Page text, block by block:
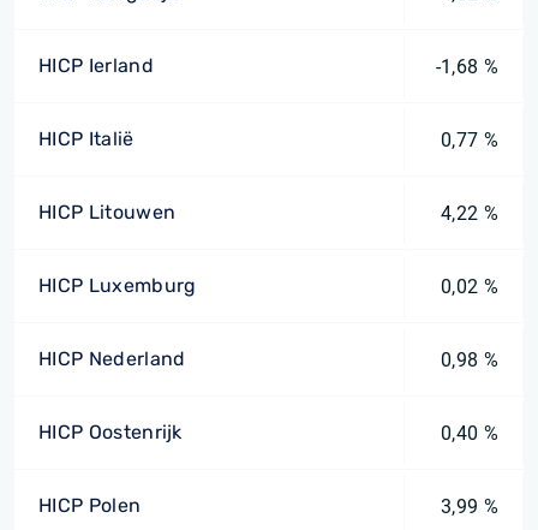
HICP Ierland -1,68 %
HICP Italië 0,77 %
HICP Litouwen 4,22 %
HICP Luxemburg 0,02 %
HICP Nederland 0,98 %
HICP Oostenrijk 0,40 %
HICP Polen 3,99 %